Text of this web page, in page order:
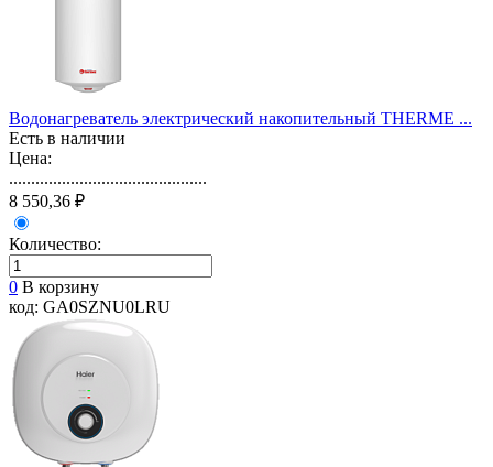
Водонагреватель электрический накопительный THERME ...
Есть в наличии
Цена:
.............................................
8 550,36 ₽
Количество:
0 В корзину
код: GA0SZNU0LRU